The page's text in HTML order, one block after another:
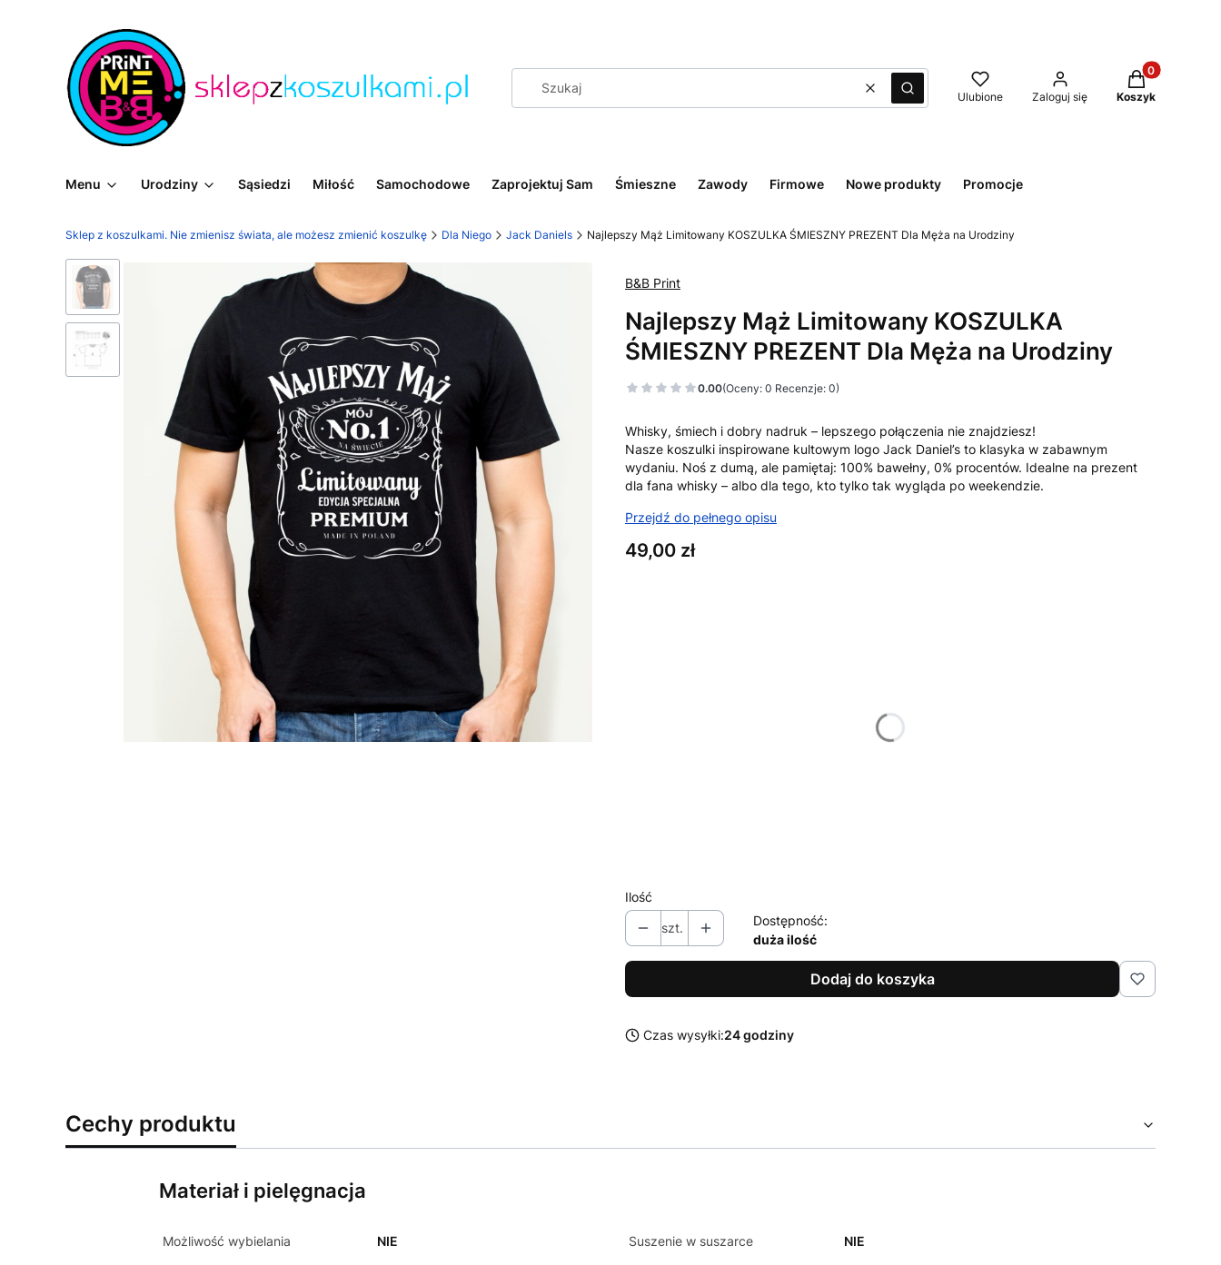
WyczyśćSzukaj Ulubione Zaloguj się
Produkty w
Koszyk
Menu Urodziny Sąsiedzi Miłość Samochodowe Zaprojektuj Sam Śmieszne Zawody Firmowe Nowe produkty Promocje
Sklep z koszulkami. Nie zmienisz świata, ale możesz zmienić koszulkę Dla Niego Jack Daniels Najlepszy Mąż Limitowany KOSZULKA ŚMIESZNY PREZENT Dla Męża na Urodziny
B&B Print
Najlepszy Mąż Limitowany KOSZULKA
ŚMIESZNY PREZENT Dla Męża na Urodziny
0.00(Oceny: 0 Recenzje: 0)
Whisky, śmiech i dobry nadruk – lepszego połączenia nie znajdziesz!
Nasze koszulki inspirowane kultowym logo Jack Daniel’s to klasyka w zabawnym
wydaniu. Noś z dumą, ale pamiętaj: 100% bawełny, 0% procentów. Idealne na prezent
dla fana whisky – albo dla tego, kto tylko tak wygląda po weekendzie.
Przejdź do pełnego opisu
Cena
49,00 zł
Ilość
szt.
Dostępność:
duża ilość
Dodaj do koszyka
Czas wysyłki:24 godziny
Cechy produktu
Materiał i pielęgnacja
Możliwość wybielania NIE Suszenie w suszarce NIE